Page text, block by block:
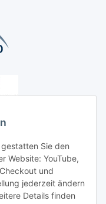
Sie den
Website: YouTube,
und
jederzeit ändern
Details finden